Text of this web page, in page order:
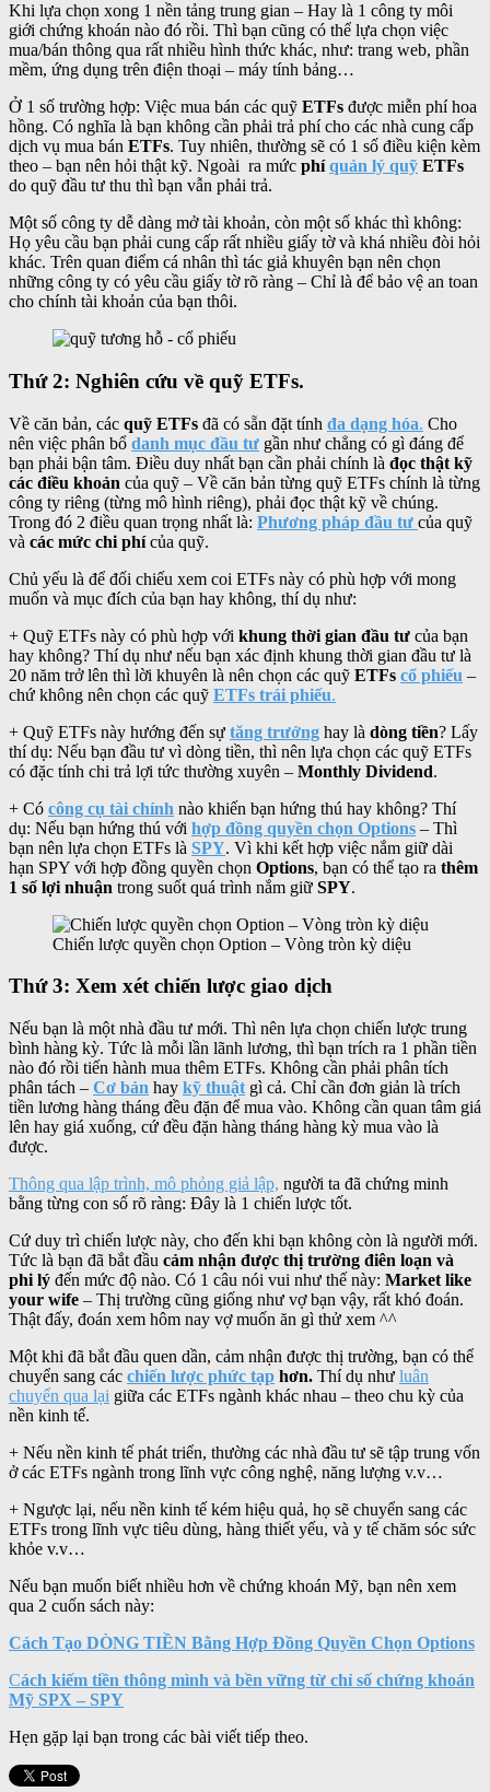
Khi lựa chọn xong 1 nền tảng trung gian – Hay là 1 công ty môi
giới chứng khoán nào đó rồi. Thì bạn cũng có thể lựa chọn việc
mua/bán thông qua rất nhiều hình thức khác, như: trang web, phần
mềm, ứng dụng trên điện thoại – máy tính bảng…
Ở 1 số trường hợp: Việc mua bán các quỹ ETFs được miễn phí hoa
hồng. Có nghĩa là bạn không cần phải trả phí cho các nhà cung cấp
dịch vụ mua bán ETFs. Tuy nhiên, thường sẽ có 1 số điều kiện kèm
theo – bạn nên hỏi thật kỹ. Ngoài ra mức phíquản lý quỹ ETFs
do quỹ đầu tư thu thì bạn vẫn phải trả.
Một số công ty dễ dàng mở tài khoản, còn một số khác thì không:
Họ yêu cầu bạn phải cung cấp rất nhiều giấy tờ và khá nhiều đòi hỏi
khác. Trên quan điểm cá nhân thì tác giả khuyên bạn nên chọn
những công ty có yêu cầu giấy tờ rõ ràng – Chỉ là để bảo vệ an toan
cho chính tài khoản của bạn thôi.
Thứ 2: Nghiên cứu về quỹ ETFs.
Về căn bản, các quỹ ETFs đã có sẵn đặt tính đa dạng hóa. Cho
nên việc phân bổ danh mục đầu tư gần như chẳng có gì đáng để
bạn phải bận tâm. Điều duy nhất bạn cần phải chính là đọc thật kỹ
các điều khoản của quỹ – Về căn bản từng quỹ ETFs chính là từng
công ty riêng (từng mô hình riêng), phải đọc thật kỹ về chúng.
Trong đó 2 điều quan trọng nhất là: Phương pháp đầu tư của quỹ
và các mức chi phícủa quỹ.
Chủ yếu là để đối chiếu xem coi ETFs này có phù hợp với mong
muốn và mục đích của bạn hay không, thí dụ như:
+ Quỹ ETFs này có phù hợp với khung thời gian đầu tư của bạn
hay không? Thí dụ như nếu bạn xác định khung thời gian đầu tư là
20 năm trở lên thì lời khuyên là nên chọn các quỹ ETFs cổ phiếu –
chứ không nên chọn các quỹ ETFs trái phiếu.
+ Quỹ ETFs này hướng đến sự tăng trưởng hay là dòng tiền? Lấy
thí dụ: Nếu bạn đầu tư vì dòng tiền, thì nên lựa chọn các quỹ ETFs
có đặc tính chi trả lợi tức thường xuyên – Monthly Dividend.
+ Có công cụ tài chính nào khiến bạn hứng thú hay không? Thí
dụ: Nếu bạn hứng thú với hợp đồng quyền chọn Options – Thì
bạn nên lựa chọn ETFs là SPY. Vì khi kết hợp việc nắm giữ dài
hạn SPY với hợp đồng quyền chọn Options, bạn có thể tạo ra thêm
1 số lợi nhuận trong suốt quá trình nắm giữ SPY.
Chiến lược quyền chọn Option – Vòng tròn kỳ diệu
Thứ 3: Xem xét chiến lược giao dịch
Nếu bạn là một nhà đầu tư mới. Thì nên lựa chọn chiến lược trung
bình hàng kỳ. Tức là mỗi lần lãnh lương, thì bạn trích ra 1 phần tiền
nào đó rồi tiến hành mua thêm ETFs. Không cần phải phân tích
phân tách – Cơ bản hay kỹ thuật gì cả. Chỉ cần đơn giản là trích
tiền lương hàng tháng đều đặn để mua vào. Không cần quan tâm giá
lên hay giá xuống, cứ đều đặn hàng tháng hàng kỳ mua vào là
được.
Thông qua lập trình, mô phỏng giả lập, người ta đã chứng minh
bằng từng con số rõ ràng: Đây là 1 chiến lược tốt.
Cứ duy trì chiến lược này, cho đến khi bạn không còn là người mới.
Tức là bạn đã bắt đầu cảm nhận được thị trường điên loạn và
phi lý đến mức độ nào. Có 1 câu nói vui như thế này: Market like
your wife – Thị trường cũng giống như vợ bạn vậy, rất khó đoán.
Thật đấy, đoán xem hôm nay vợ muốn ăn gì thử xem ^^
Một khi đã bắt đầu quen dần, cảm nhận được thị trường, bạn có thể
chuyển sang các chiến lược phức tạp hơn. Thí dụ như luân
chuyển qua lại giữa các ETFs ngành khác nhau – theo chu kỳ của
nền kinh tế.
+ Nếu nền kinh tế phát triển, thường các nhà đầu tư sẽ tập trung vốn
ở các ETFs ngành trong lĩnh vực công nghệ, năng lượng v.v…
+ Ngược lại, nếu nền kinh tế kém hiệu quả, họ sẽ chuyển sang các
ETFs trong lĩnh vực tiêu dùng, hàng thiết yếu, và y tế chăm sóc sức
khỏe v.v…
Nếu bạn muốn biết nhiều hơn về chứng khoán Mỹ, bạn nên xem
qua 2 cuốn sách này:
Cách Tạo DÒNG TIỀN Bằng Hợp Đồng Quyền Chọn Options
Cách kiếm tiền thông mình và bền vững từ chỉ số chứng khoán
Mỹ SPX – SPY
Hẹn gặp lại bạn trong các bài viết tiếp theo.